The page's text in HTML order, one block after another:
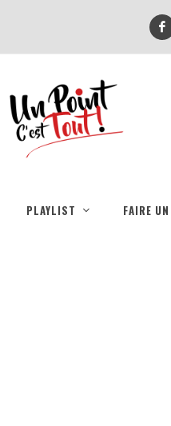
PLAYLIST FAIRE